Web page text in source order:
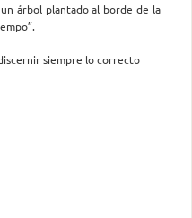
árbol plantado al borde de la
siempre lo correcto